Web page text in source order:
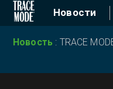
Новости
Новость : TRACE